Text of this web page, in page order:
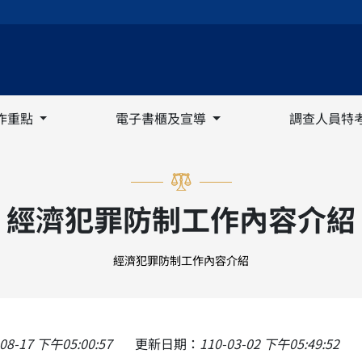
重點 電子書櫃及宣導 調查人員特
經濟犯罪防制工作內容介紹
經濟犯罪防制工作內容介紹
17 下午05:00:57 更新日期： 110-03-02 下午05:49:52